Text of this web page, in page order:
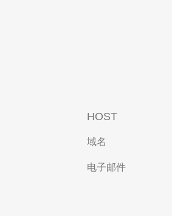
HOST
域名
电子邮件